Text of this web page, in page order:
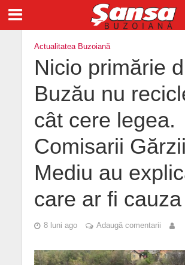
Actualitatea Buzoiană
Nicio primărie
Buzău nu
cât cere legea.
Comisarii
Mediu au
care ar fi cauza
8 luni ago Adaugă comentarii